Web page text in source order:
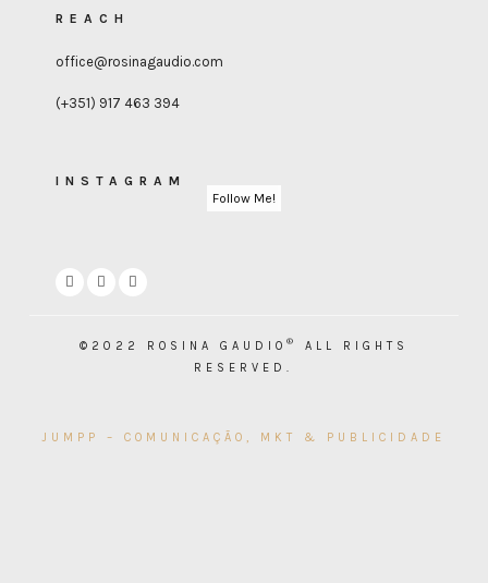
REACH
office@rosinagaudio.com
(+351) 917 463 394
INSTAGRAM
Follow Me!
©2022 ROSINA GAUDIO ®
ALL RIGHTS
RESERVED.
JUMPP – COMUNICAÇÃO, MKT & PUBLICIDADE